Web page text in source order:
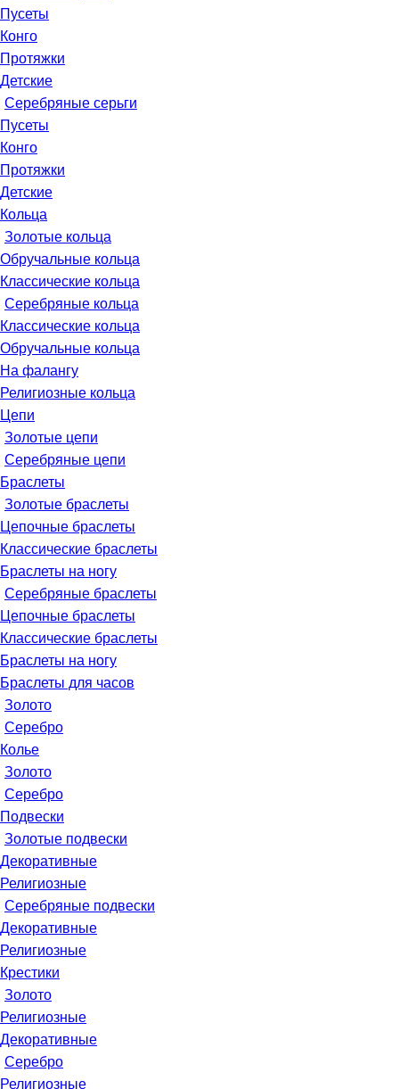
Пусеты
Конго
Протяжки
Детские
Серебряные серьги
Пусеты
Конго
Протяжки
Детские
Кольца
Золотые кольца
Обручальные кольца
Классические кольца
Серебряные кольца
Классические кольца
Обручальные кольца
На фалангу
Религиозные кольца
Цепи
Золотые цепи
Серебряные цепи
Браслеты
Золотые браслеты
Цепочные браслеты
Классические браслеты
Браслеты на ногу
Серебряные браслеты
Цепочные браслеты
Классические браслеты
Браслеты на ногу
Браслеты для часов
Золото
Серебро
Колье
Золото
Серебро
Подвески
Золотые подвески
Декоративные
Религиозные
Серебряные подвески
Декоративные
Религиозные
Крестики
Золото
Религиозные
Декоративные
Серебро
Религиозные